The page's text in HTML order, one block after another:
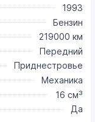
1993
Бензин
219000 км
Передний
Приднестровье
Механика
16 см³
Да